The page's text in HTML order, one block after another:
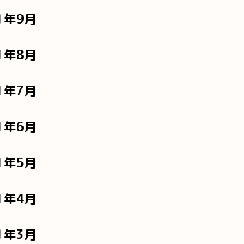
9月
8月
7月
6月
5月
4月
3月